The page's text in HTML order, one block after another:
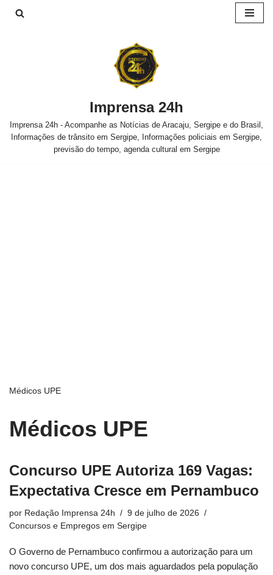
Imprensa 24h
Imprensa 24h - Acompanhe as Notícias de Aracaju, Sergipe e do Brasil,
Informações de trânsito em Sergipe, Informações policiais em Sergipe,
previsão do tempo, agenda cultural em Sergipe
Médicos UPE
Médicos UPE
Concurso UPE Autoriza 169 Vagas:
Expectativa Cresce em Pernambuco
por Redação Imprensa 24h
9 de julho de 2026
Concursos e Empregos em Sergipe
O Governo de Pernambuco confirmou a autorização para um
novo concurso UPE, um dos mais aguardados pela população